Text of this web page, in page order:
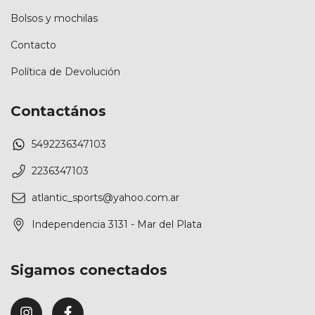
Bolsos y mochilas
Contacto
Política de Devolución
Contactános
5492236347103
2236347103
atlantic_sports@yahoo.com.ar
Independencia 3131 - Mar del Plata
Sigamos conectados